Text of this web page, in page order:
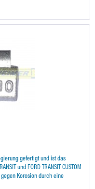
gefertigt und ist das
und FORD TRANSIT CUSTOM
Korosion durch eine